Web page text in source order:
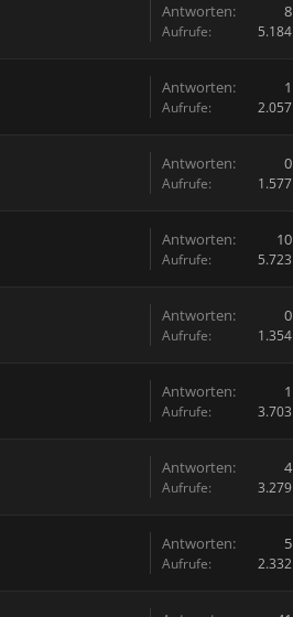
Antworten: 8
Aufrufe: 5.184
Antworten: 1
Aufrufe: 2.057
Antworten: 0
Aufrufe: 1.577
Antworten: 10
Aufrufe: 5.723
Antworten: 0
Aufrufe: 1.354
Antworten: 1
Aufrufe: 3.703
Antworten: 4
Aufrufe: 3.279
Antworten: 5
Aufrufe: 2.332